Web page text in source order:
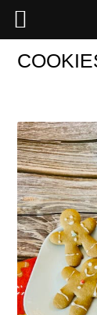
contenido